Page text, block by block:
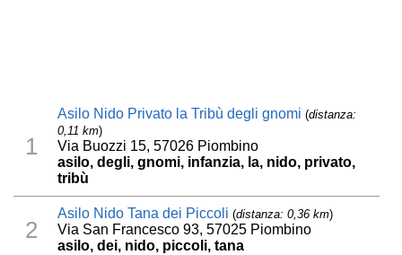
1
Asilo Nido Privato la Tribù degli gnomi (distanza:
0,11 km)
Via Buozzi 15, 57026 Piombino
asilo, degli, gnomi, infanzia, la, nido, privato,
tribù
2
Asilo Nido Tana dei Piccoli (distanza: 0,36 km)
Via San Francesco 93, 57025 Piombino
asilo, dei, nido, piccoli, tana